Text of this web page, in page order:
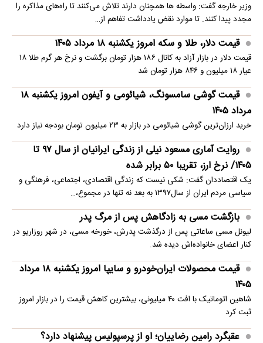
وزیر خارجه گفت: واسطه ها همچنان دارند تلاش می‌کنند تا راه‌های مذاکره را
مجدد پیدا کنند. تا موارد نقض یادداشت تفاهم از…
قیمت دلار، طلا و سکه امروز یکشنبه ۱۸ مرداد ۱۴۰۵
قیمت دلار در بازار آزاد به کانال ۱۸۶ هزار تومان برگشت و نرخ هر گرم طلا ۱۸
عیار ۱۸ میلیون و ۸۴۶ هزار تومان شد
قیمت گوشی سامسونگ، شیائومی و آیفون امروز یکشنبه ۱۸
مرداد ۱۴۰۵
خرید ارزان‌ترین گوشی شیائومی در بازار به ۲۳ میلیون تومان بودجه نیاز دارد
روایت آماری مسعود نیلی از زندگی ایرانیان از سال ۹۷ تا
۱۴۰۵/ نرخ ارز، تقریبا ۵۰ برابر شده
یک اقتصاددان گفت: شکی نیست که زندگی اقتصادی، اجتماعی، فرهنگی و
سیاسی مردم ایران از سال۱۳۹۷ به بعد نه تنها در مجموع،…
بازگشت مسی به زادگاهش پس از مرگ پدر
لیونل مسی ساعاتی پس از درگذشت پدرش، خورخه مسی، در شهر روزاریو در
کنار اعضای خانواده‌اش دیده شد.
قیمت محصولات ایران‌خودرو و سایپا امروز یکشنبه ۱۸ مرداد
۱۴۰۵
شاهین اتوماتیک با افت ۴۰ میلیونی، بیشترین کاهش قیمت را در بازار امروز
ثبت کرد
عقبگرد رامین رضاییان؛ او از پرسپولیس پیشنهاد دارد؟